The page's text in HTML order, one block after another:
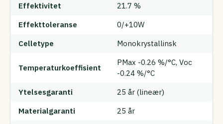
Effektivitet
21.7 %
Effekttoleranse
0/+10W
Celletype
Monokrystallinsk
Temperaturkoeffisient
PMax -0.26 %/°C, Voc
-0.24 %/°C
Ytelsesgaranti
25 år (lineær)
Materialgaranti
25 år